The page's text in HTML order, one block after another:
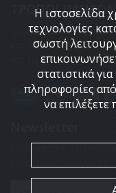
ΤΡΟΠΟΙ
Οι διαθέσιμοι
κατάθεση σε
και πληρωμή με
Εγγραφείτε στο
ενημερωμένοι για
Η ιστοσελίδα
τεχνολογίες
σωστή
στατιστικά
πληροφορίες
να επιλέξετε